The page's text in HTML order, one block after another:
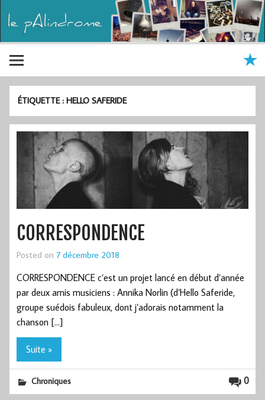
ÉTIQUETTE :HELLO SAFERIDE
CORRESPONDENCE
Posted on 7 décembre 2018
CORRESPONDENCE c’est un projet lancé en début d’année
par deux amis musiciens : Annika Norlin (d’Hello Saferide,
groupe suédois fabuleux, dont j’adorais notamment la
chanson […]
Suite »
0
Chroniques